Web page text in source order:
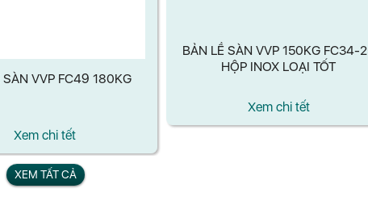
SÀN VVP FC49 180KG
Xem chi tết
BẢN LỀ SÀN VVP 150KG FC34-25
XEM TẤT CẢ